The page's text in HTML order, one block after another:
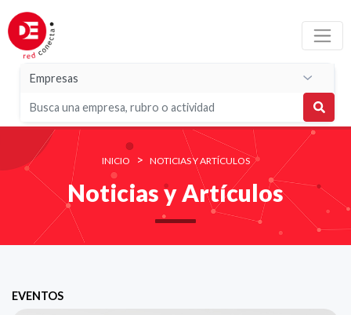
INICIO > NOTICIAS Y ARTÍCULOS
Noticias y Artículos
EVENTOS